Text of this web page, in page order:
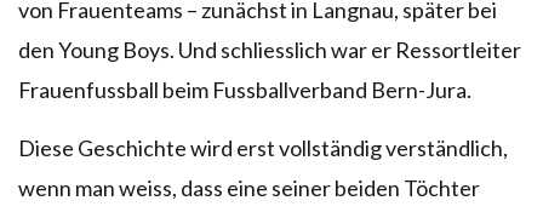
von Frauenteams – zunächst in Langnau, später bei
den Young Boys. Und schliesslich war er Ressortleiter
Frauenfussball beim Fussballverband Bern-Jura.
Diese Geschichte wird erst vollständig verständlich,
wenn man weiss, dass eine seiner beiden Töchter